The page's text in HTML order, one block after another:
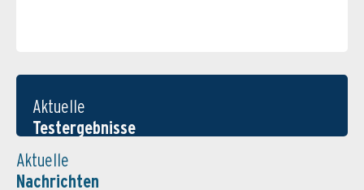
Aktuelle
Testergebnisse
Aktuelle
Nachrichten